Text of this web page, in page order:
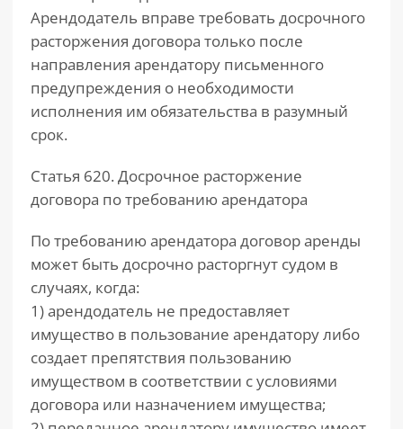
Арендодатель вправе требовать досрочного
расторжения договора только после
направления арендатору письменного
предупреждения о необходимости
исполнения им обязательства в разумный
срок.
Статья 620. Досрочное расторжение
договора по требованию арендатора
По требованию арендатора договор аренды
может быть досрочно расторгнут судом в
случаях, когда:
1) арендодатель не предоставляет
имущество в пользование арендатору либо
создает препятствия пользованию
имуществом в соответствии с условиями
договора или назначением имущества;